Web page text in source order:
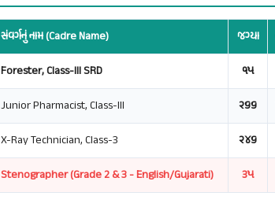
સંવર્ગનું નામ (Cadre Name) જગ્યા
Forester, Class-III SRD ૧૫
Junior Pharmacist, Class-III ૨૬૬
X-Ray Technician, Class-3 ૨૪૬
Stenographer (Grade 2 & 3 - English/Gujarati) ૩૫